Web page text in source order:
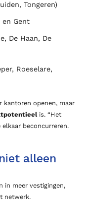
Tongeren)
en Gent
De Haan, De
Roeselare,
kantoren openen, maar
is. “Het
beconcurreren.
alleen
in meer vestigingen,
netwerk.